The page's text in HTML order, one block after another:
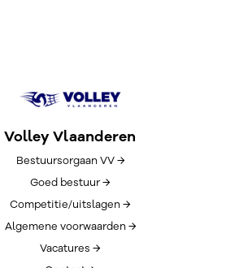
Volley Vlaanderen
Bestuursorgaan VV →
Goed bestuur →
Competitie/uitslagen →
Algemene voorwaarden →
Vacatures →